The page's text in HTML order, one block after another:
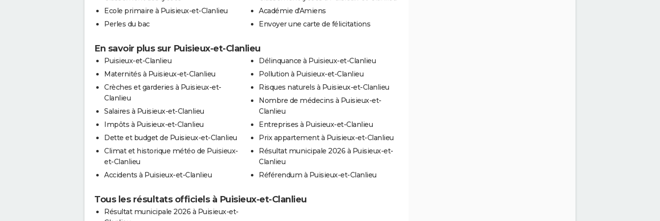
Ecole primaire à Puisieux-et-Clanlieu
Perles du bac
Académie d'Amiens
Envoyer une carte de félicitations
En savoir plus sur Puisieux-et-Clanlieu
Puisieux-et-Clanlieu
Maternités à Puisieux-et-Clanlieu
Crèches et garderies à Puisieux-et-
Clanlieu
Salaires à Puisieux-et-Clanlieu
Impôts à Puisieux-et-Clanlieu
Dette et budget de Puisieux-et-Clanlieu
Climat et historique météo de Puisieux-
et-Clanlieu
Accidents à Puisieux-et-Clanlieu
Délinquance à Puisieux-et-Clanlieu
Pollution à Puisieux-et-Clanlieu
Risques naturels à Puisieux-et-Clanlieu
Nombre de médecins à Puisieux-et-
Clanlieu
Entreprises à Puisieux-et-Clanlieu
Prix appartement à Puisieux-et-Clanlieu
Résultat municipale 2026 à Puisieux-et-
Clanlieu
Référendum à Puisieux-et-Clanlieu
Tous les résultats officiels à Puisieux-et-Clanlieu
Résultat municipale 2026 à Puisieux-et-